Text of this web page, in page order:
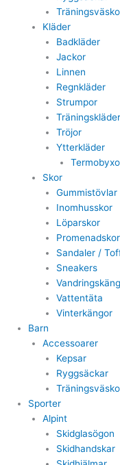
Kläder
Badkläder
Jackor
Linnen
Regnkläder
Strumpor
Tröjor
Ytterkläder
Skor
Gummistövlar
Inomhusskor
Löparskor
Promenadskor
Sandaler /
Sneakers
Vattentäta
Vinterkängor
Barn
Accessoarer
Kepsar
Ryggsäckar
Sporter
Alpint
Skidglasögon
Skidhandskar